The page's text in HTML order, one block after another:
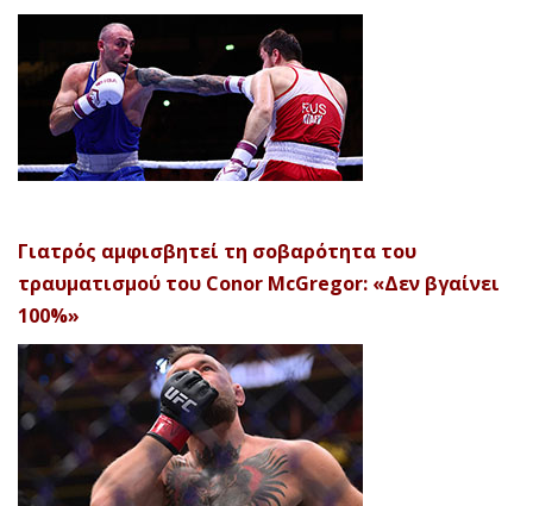
Γιατρός αμφισβητεί τη σοβαρότητα του
τραυματισμού του Conor McGregor: «Δεν βγαίνει
100%»